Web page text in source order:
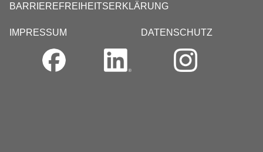
BARRIEREFREIHEITSERKLÄRUNG
IMPRESSUM DATENSCHUTZ